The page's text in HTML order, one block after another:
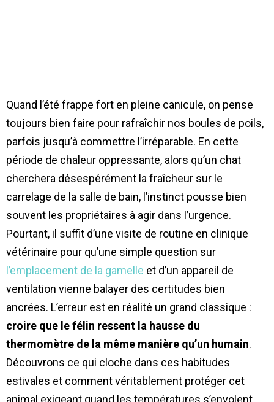
Quand l’été frappe fort en pleine canicule, on pense
toujours bien faire pour rafraîchir nos boules de poils,
parfois jusqu’à commettre l’irréparable. En cette
période de chaleur oppressante, alors qu’un chat
cherchera désespérément la fraîcheur sur le
carrelage de la salle de bain, l’instinct pousse bien
souvent les propriétaires à agir dans l’urgence.
Pourtant, il suffit d’une visite de routine en clinique
vétérinaire pour qu’une simple question sur
l’emplacement de la gamelle et d’un appareil de
ventilation vienne balayer des certitudes bien
ancrées. L’erreur est en réalité un grand classique :
croire que le félin ressent la hausse du
thermomètre de la même manière qu’un humain.
Découvrons ce qui cloche dans ces habitudes
estivales et comment véritablement protéger cet
animal exigeant quand les températures s’envolent.